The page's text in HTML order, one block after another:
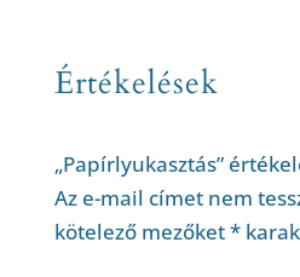
Értékelések
„Papírlyukasztás”
Az e-mail címet nem
kötelező mezőket*